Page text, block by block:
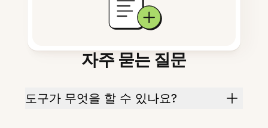
자주 묻는 질문
도구가 무엇을 할 수 있나요?